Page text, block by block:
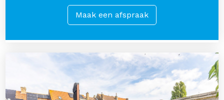
Maak een afspraak